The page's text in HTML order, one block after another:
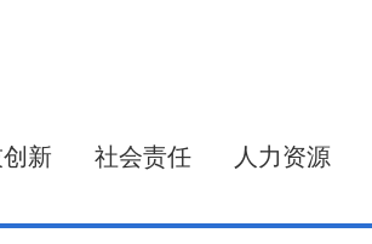
新 社会责任 人力资源